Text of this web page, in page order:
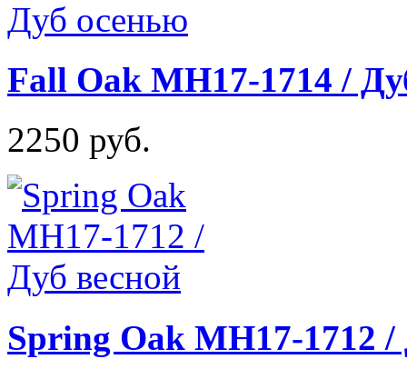
Fall Oak MH17-1714 /
2250 руб.
Spring Oak MH17-1712 /